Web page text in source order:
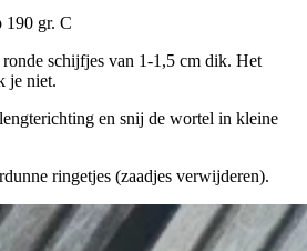
190 gr. C
schijfjes van 1-1,5 cm dik. Het
je niet.
en snij de wortel in kleine
ringetjes (zaadjes verwijderen).